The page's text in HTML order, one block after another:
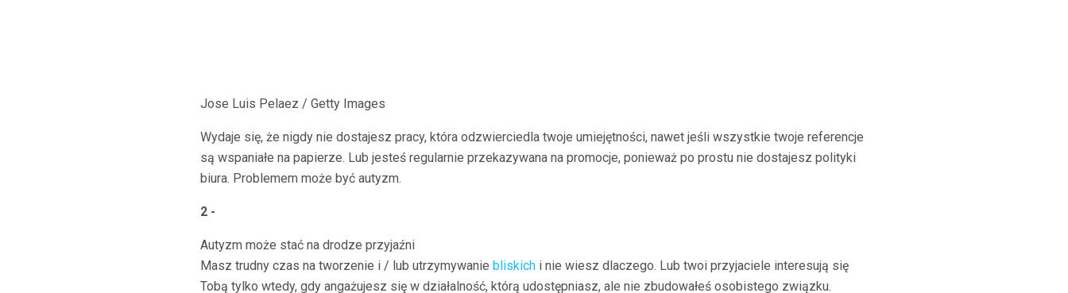
Jose Luis Pelaez / Getty Images
Wydaje się, że nigdy nie dostajesz pracy, która odzwierciedla twoje umiejętności, nawet jeśli wszystkie twoje referencje
są wspaniałe na papierze. Lub jesteś regularnie przekazywana na promocje, ponieważ po prostu nie dostajesz polityki
biura. Problemem może być autyzm.
2 -
Autyzm może stać na drodze przyjaźni
Masz trudny czas na tworzenie i / lub utrzymywanie bliskich i nie wiesz dlaczego. Lub twoi przyjaciele interesują się
Tobą tylko wtedy, gdy angażujesz się w działalność, którą udostępniasz, ale nie zbudowałeś osobistego związku.